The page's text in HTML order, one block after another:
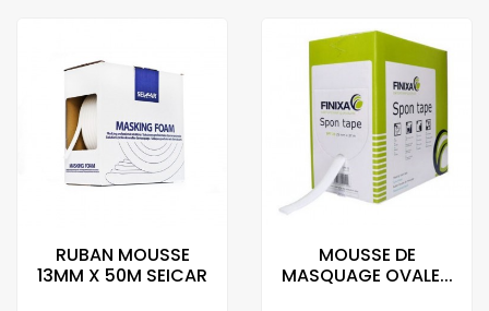
RUBAN MOUSSE
13MM X 50M SEICAR
MOUSSE DE
MASQUAGE OVALE...